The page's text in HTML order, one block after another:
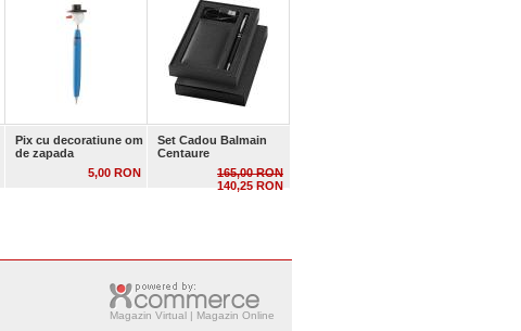
Pix cu decoratiune om
de zapada
5,00 RON
Set Cadou Balmain
Centaure
165,00 RON
140,25 RON
Magazin Virtual | Magazin Online